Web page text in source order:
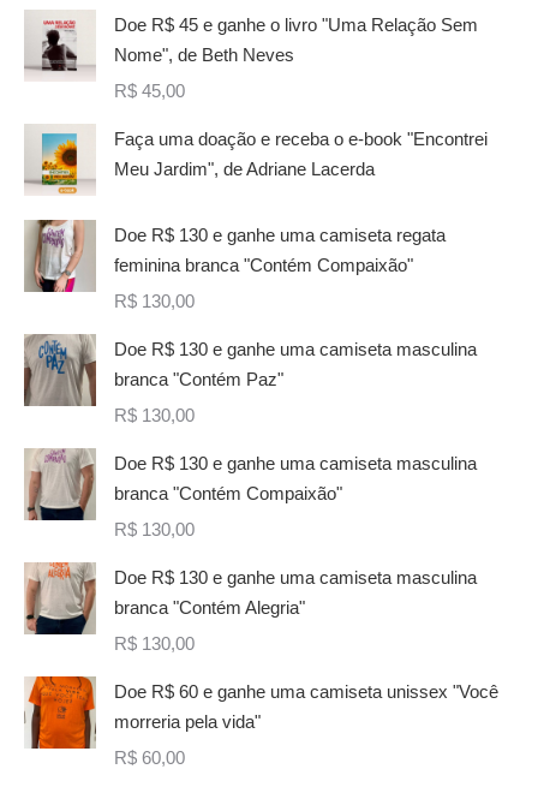
Doe R$ 45 e ganhe o livro "Uma Relação Sem
Nome", de Beth Neves
R$ 45,00
Faça uma doação e receba o e-book "Encontrei
Meu Jardim", de Adriane Lacerda
Doe R$ 130 e ganhe uma camiseta regata
feminina branca "Contém Compaixão"
R$ 130,00
Doe R$ 130 e ganhe uma camiseta masculina
branca "Contém Paz"
R$ 130,00
Doe R$ 130 e ganhe uma camiseta masculina
branca "Contém Compaixão"
R$ 130,00
Doe R$ 130 e ganhe uma camiseta masculina
branca "Contém Alegria"
R$ 130,00
Doe R$ 60 e ganhe uma camiseta unissex "Você
morreria pela vida"
R$ 60,00